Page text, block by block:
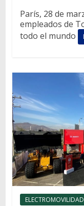
París, 28 de
empleados de
todo el mundo
ELECTROMOVILIDAD